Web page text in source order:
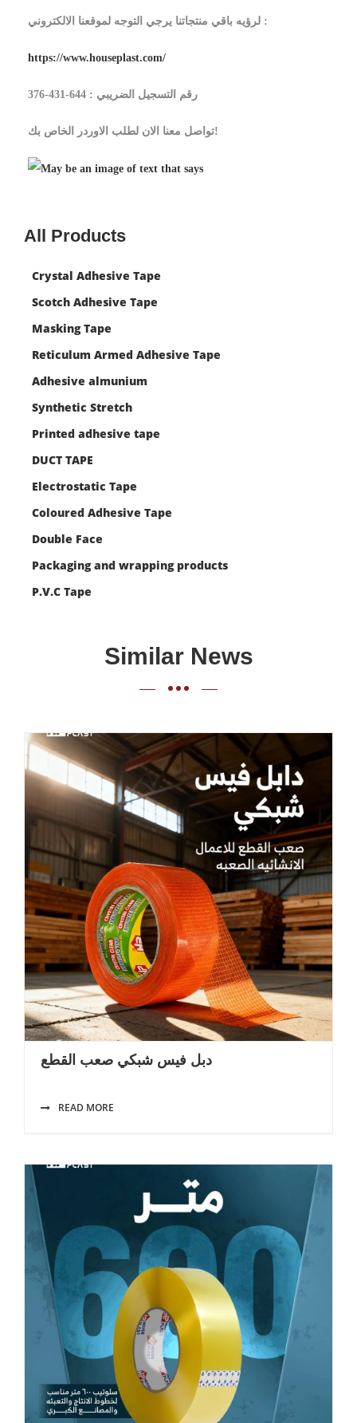
لرؤيه باقي منتجاتنا يرجي التوجه لموقعنا الالكتروني :
https://www.houseplast.com/
رقم التسجيل الضريبي : 644-431-376
تواصل معنا الان لطلب الاوردر الخاص بك!
All Products
Crystal Adhesive Tape
Scotch Adhesive Tape
Masking Tape
Reticulum Armed Adhesive Tape
Adhesive almunium
Synthetic Stretch
Printed adhesive tape
DUCT TAPE
Electrostatic Tape
Coloured Adhesive Tape
Double Face
Packaging and wrapping products
P.V.C Tape
Similar News
دبل فيس شبكي صعب القطع
READ MORE